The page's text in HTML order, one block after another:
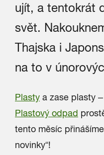
ujít, a tentokrát
svět.
Thajska i
na to v
Plasty a zase plasty
Plastový odpad
tento měsíc
novinky“!